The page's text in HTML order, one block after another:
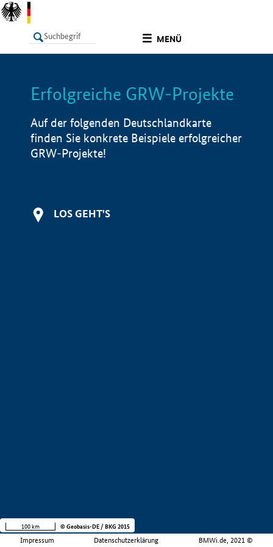
MENÜ
LISTE Info
Erfolgreiche GRW-Projekte
Auf der folgenden Deutschlandkarte
finden Sie konkrete Beispiele erfolgreicher
GRW-Projekte!
LOS GEHT'S
Impressum Datenschutzerklärung BMWi.de, 2021 ©
100 km © Geobasis-DE / BKG 2015